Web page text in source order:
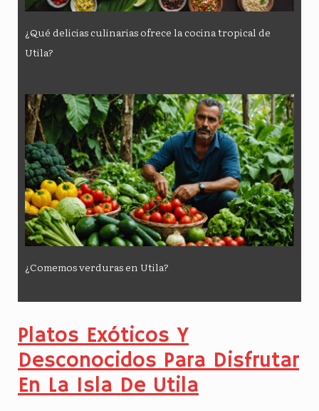
¿Qué delicias culinarias ofrece la cocina tropical de
Utila?
¿Comemos verduras en Utila?
Platos Exóticos Y
Desconocidos Para Disfrutar
En La Isla De Utila